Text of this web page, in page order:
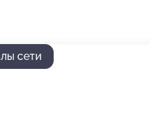
сети